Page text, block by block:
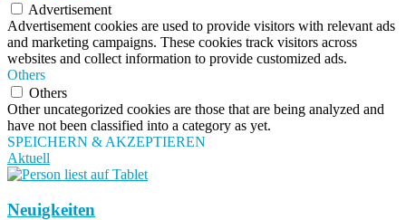
Advertisement
Advertisement cookies are used to provide visitors with relevant ads
and marketing campaigns. These cookies track visitors across
websites and collect information to provide customized ads.
Others
Others
Other uncategorized cookies are those that are being analyzed and
have not been classified into a category as yet.
SPEICHERN & AKZEPTIEREN
Aktuell
Neuigkeiten